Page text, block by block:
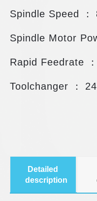
Spindle Speed ：
Spindle Motor
Rapid Feedrate ：
Toolchanger ：
Detailed
description